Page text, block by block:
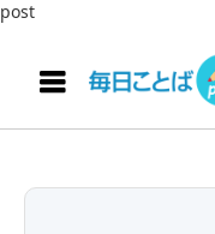
post